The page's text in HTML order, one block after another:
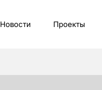
Новости Проекты